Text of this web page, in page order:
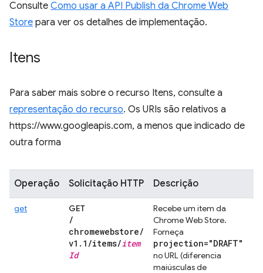
Consulte Como usar a API Publish da Chrome Web
Store para ver os detalhes de implementação.
Itens
Para saber mais sobre o recurso Itens, consulte a
representação do recurso. Os URIs são relativos a
https://www.googleapis.com, a menos que indicado de
outra forma
Operação Solicitação HTTP Descrição
get GET
/
chromewebstore/
v1 . 1 /items/item
Id
Recebe um item da
Chrome Web Store.
Forneça
projection="DRAFT"
no URL (diferencia
maiúsculas de